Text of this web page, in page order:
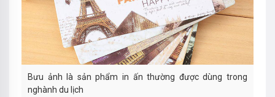
Bưu ảnh là sản phẩm in ấn thường được dùng trong
nghành du lịch